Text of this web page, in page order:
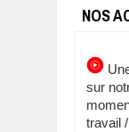
NOS
sur
travail